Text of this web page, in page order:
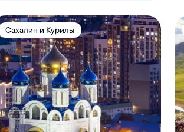
Сахалин и Курилы